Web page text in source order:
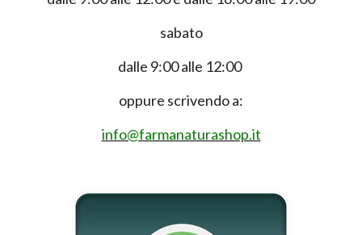
sabato
dalle 9:00 alle 12:00
oppure scrivendo a:
info@farmanaturashop.it